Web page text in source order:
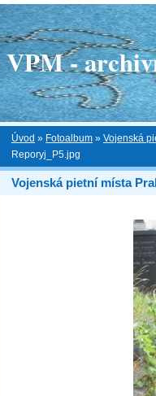
-
Úvod » Fotoalbum » Vojenská
Reporyj_P5.jpg
Vojenská pietní místa